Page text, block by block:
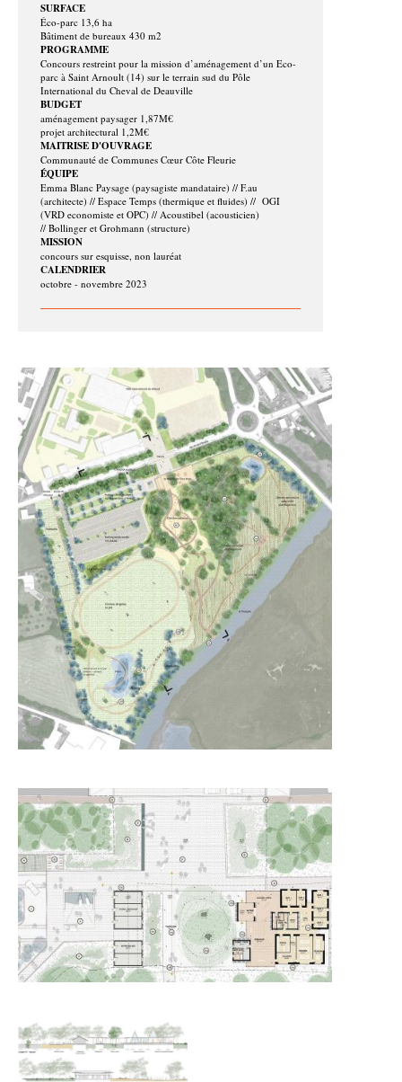
SURFACE
Éco-parc 13,6 ha
Bâtiment de bureaux 430 m2
PROGRAMME
Concours restreint pour la mission d’aménagement d’un Eco-
parc à Saint Arnoult (14) sur le terrain sud du Pôle
International du Cheval de Deauville
BUDGET
aménagement paysager 1,87M€
projet architectural 1,2M€
MAITRISE D'OUVRAGE
Communauté de Communes Cœur Côte Fleurie
ÉQUIPE
Emma Blanc Paysage (paysagiste mandataire) // F.au
(architecte) // Espace Temps (thermique et fluides) // OGI
(VRD economiste et OPC) // Acoustibel (acousticien)
// Bollinger et Grohmann (structure)
MISSION
concours sur esquisse, non lauréat
CALENDRIER
octobre - novembre 2023